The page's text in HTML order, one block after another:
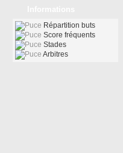
Répartition buts
Score fréquents
Stades
Arbitres